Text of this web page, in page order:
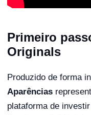
Primeiro
Originals
Produzido de forma
Aparências
plataforma de